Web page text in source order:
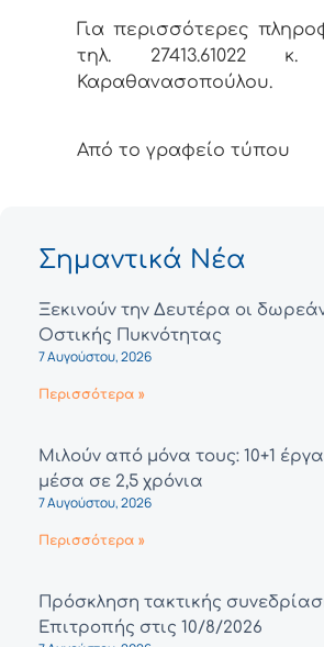
Για περισσότερες
τηλ. 27413.61022
Καραθανασοπούλου.
Από το γραφείο τύπου
Σημαντικά Νέα
Ξεκινούν την Δευτέρα οι
Οστικής Πυκνότητας
7 Αυγούστου, 2026
Περισσότερα »
Μιλούν από μόνα τους: 10+1
μέσα σε 2,5 χρόνια
7 Αυγούστου, 2026
Περισσότερα »
Πρόσκληση τακτικής
Επιτροπής στις 10/8/2026